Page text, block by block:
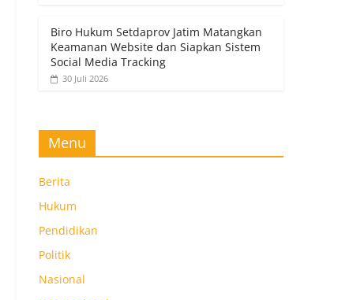
Biro Hukum Setdaprov Jatim Matangkan
Keamanan Website dan Siapkan Sistem
Social Media Tracking
30 Juli 2026
Menu
Berita
Hukum
Pendidikan
Politik
Nasional